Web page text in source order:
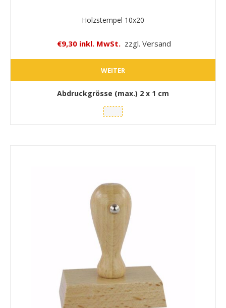
Holzstempel 10x20
€9,30 inkl. MwSt. zzgl. Versand
WEITER
Abdruckgrösse (max.) 2 x 1 cm